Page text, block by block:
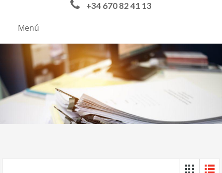
+34 670 82 41 13
Menú